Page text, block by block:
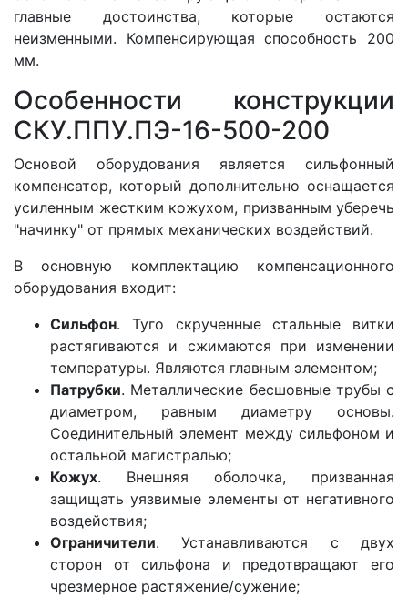
главные достоинства, которые остаются
неизменными. Компенсирующая способность 200
мм.
Особенности конструкции
СКУ.ППУ.ПЭ-16-500-200
Основой оборудования является сильфонный
компенсатор, который дополнительно оснащается
усиленным жестким кожухом, призванным уберечь
"начинку" от прямых механических воздействий.
В основную комплектацию компенсационного
оборудования входит:
Сильфон. Туго скрученные стальные витки
растягиваются и сжимаются при изменении
температуры. Являются главным элементом;
Патрубки. Металлические бесшовные трубы с
диаметром, равным диаметру основы.
Соединительный элемент между сильфоном и
остальной магистралью;
Кожух. Внешняя оболочка, призванная
защищать уязвимые элементы от негативного
воздействия;
Ограничители. Устанавливаются с двух
сторон от сильфона и предотвращают его
чрезмерное растяжение/сужение;